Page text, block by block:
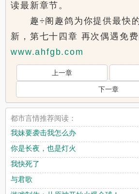
读最新章节。
趣÷阁趣鸽为你提供最快的
新，第七十四章 再次偶遇免费
www.ahfgb.com
上一章
下一章
都市言情推荐阅读：
我妹要袭击我怎么办
你是长夜，也是灯火
我快死了
与君歌